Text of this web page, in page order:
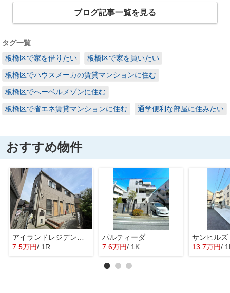
ブログ記事一覧を見る
タグ一覧
板橋区で家を借りたい
板橋区で家を買いたい
板橋区でハウスメーカの賃貸マンションに住む
板橋区でへーベルメゾンに住む
板橋区で省エネ賃貸マンションに住む 通学便利な部屋に住みたい
おすすめ物件
アイランドレジデンスⅡ
7.5万円/ 1R
パルティーダ
7.6万円/ 1K
サンヒルズ
13.7万円/